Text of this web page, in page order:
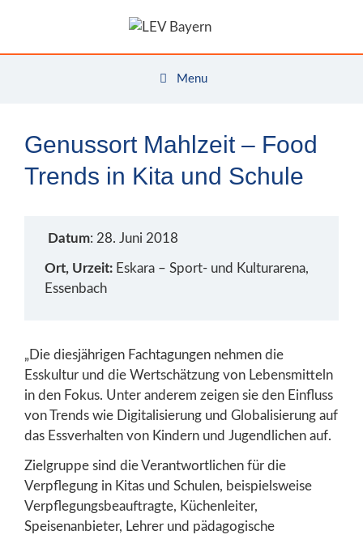
Menu
Genussort Mahlzeit – Food
Trends in Kita und Schule
Datum: 28. Juni 2018
Ort, Urzeit: Eskara – Sport- und Kulturarena,
Essenbach
„Die diesjährigen Fachtagungen nehmen die
Esskultur und die Wertschätzung von Lebensmitteln
in den Fokus. Unter anderem zeigen sie den Einfluss
von Trends wie Digitalisierung und Globalisierung auf
das Essverhalten von Kindern und Jugendlichen auf.
Zielgruppe sind die Verantwortlichen für die
Verpflegung in Kitas und Schulen, beispielsweise
Verpflegungsbeauftragte, Küchenleiter,
Speisenanbieter, Lehrer und pädagogische